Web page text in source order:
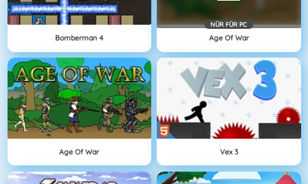
Bomberman 4
NÜR FÜR PC
Age Of War
Age Of War Vex 3